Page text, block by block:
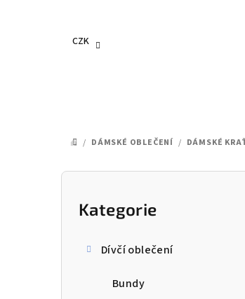
CZK
DOMŮ
/ DÁMSKÉ OBLEČENÍ / DÁMSKÉ
P
Přeskočit
kategorie
Kategorie
Dívčí oblečení
Bundy